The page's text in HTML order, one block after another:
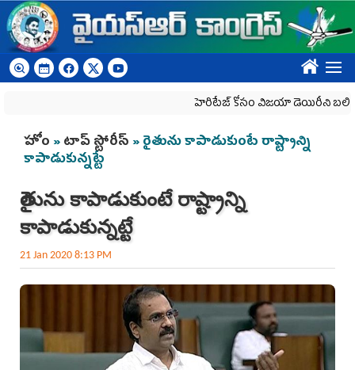
Skip to main content
????
హెరిటేజ్ కోసం విజయా డెయిరీని బలి చేసే
You are here
హోం »టాప్ స్టోరీస్ » రైతును కాపాడుకుంటే రాష్ట్రాన్ని
కాపాడుకున్నట్టే
రైతును కాపాడుకుంటే రాష్ట్రాన్ని
కాపాడుకున్నట్టే
21 Jan 2020 8:13 PM